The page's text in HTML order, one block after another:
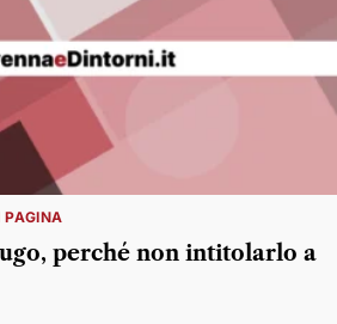
PAGINA
perché non intitolarlo a